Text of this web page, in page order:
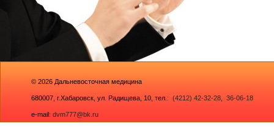
© 2026 Дальневосточная медицина
680007, г.Хабаровск, ул. Радищева, 10 , тел.: (4212) 42-32-28 36-06-18
e-mail: dvm777@bk.ru